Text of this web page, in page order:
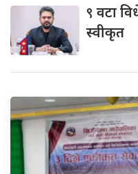
९ वटा
स्वीकृत